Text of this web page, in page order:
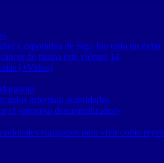
Corporativa de Sigo fue todo un éxito
de mama este viernes 14
(+Video)
informan autoridades
el «proceso descentralizador»
equipados para vivir como reyes